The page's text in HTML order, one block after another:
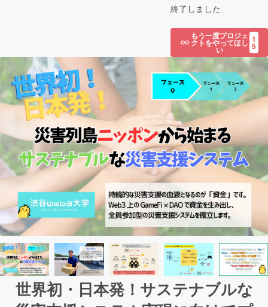
終了しました
もう一度プロジェ
クトをやってほし
い
1
5
世界初・日本発！サステナブルな